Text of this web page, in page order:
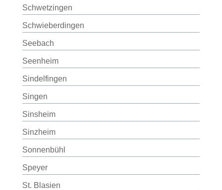
Schwetzingen
Schwieberdingen
Seebach
Seenheim
Sindelfingen
Singen
Sinsheim
Sinzheim
Sonnenbühl
Speyer
St. Blasien